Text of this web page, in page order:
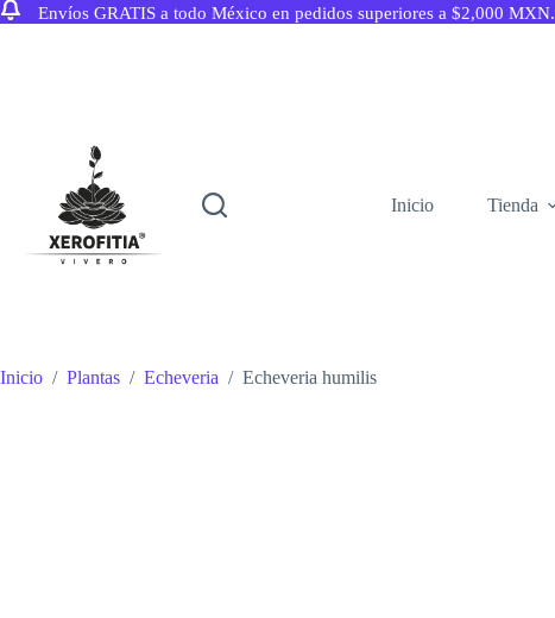
Envíos GRATIS a todo México en pedidos superiores a $2,000 MXN.
Inicio Tienda
Inicio / Plantas / Echeveria / Echeveria humilis